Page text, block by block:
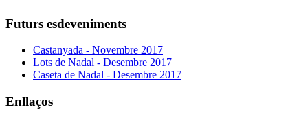
Futurs esdeveniments
Castanyada - Novembre 2017
Lots de Nadal - Desembre 2017
Caseta de Nadal - Desembre 2017
Enllaços